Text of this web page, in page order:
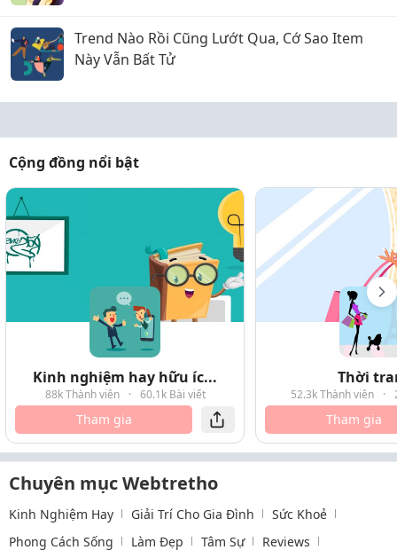
Trend Nào Rồi Cũng Lướt Qua, Cớ Sao Item
Này Vẫn Bất Tử
Cộng đồng nổi bật
Kinh nghiệm hay hữu íc...
88k Thành viên · 60.1k Bài viết
Tham gia
Thời
52.3k Thành viên ·
Tham gia
Chuyên mục Webtretho
Kinh Nghiệm Hay Giải Trí Cho Gia Đình
Sức Khoẻ
Phong Cách Sống
Làm Đẹp Tâm Sự Reviews